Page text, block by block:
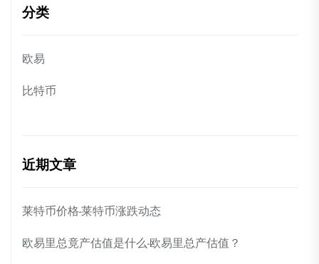
分类
欧易
比特币
近期文章
莱特币价格-莱特币涨跌动态
欧易里总竟产估值是什么-欧易里总产估值？